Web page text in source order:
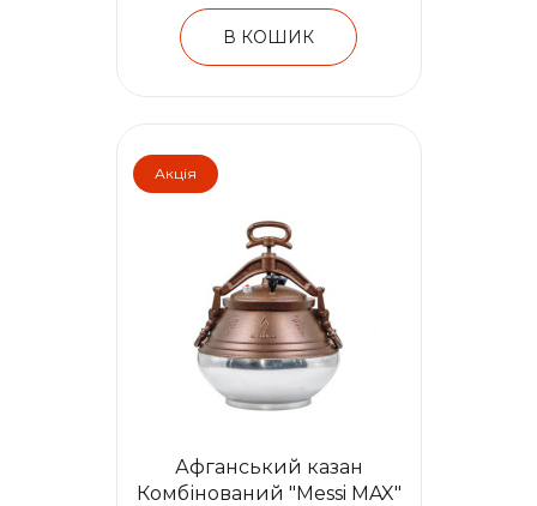
В КОШИК
Акція
Афганський казан
Комбінований "Messi MAX"